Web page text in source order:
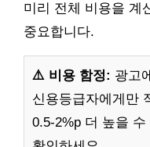
미리 전체 비용을 계
중요합니다.
⚠️ 비용 함정: 광고
신용등급자에게만
0.5-2%p 더 높을